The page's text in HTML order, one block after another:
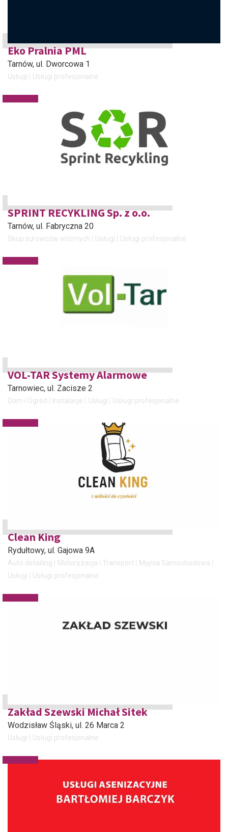
Eko Pralnia PML
Tarnów, ul. Dworcowa 1
Usługi Usługi profesjonalne
SPRINT RECYKLING Sp. z o.o.
Tarnów, ul. Fabryczna 20
Skup surowców wtórnych Usługi Usługi profesjonalne
VOL-TAR Systemy Alarmowe
Tarnowiec, ul. Zacisze 2
Dom i Ogród Instalacje Usługi Usługi profesjonalne
Clean King
Rydułtowy, ul. Gajowa 9A
Auto detailing Motoryzacja i Transport
Myjnia Samochodowa
Usługi
Usługi profesjonalne
Zakład Szewski Michał Sitek
Wodzisław Śląski, ul. 26 Marca 2
Usługi Usługi profesjonalne